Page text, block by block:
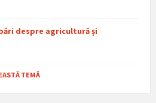
despre agricultură și
TEMĂ